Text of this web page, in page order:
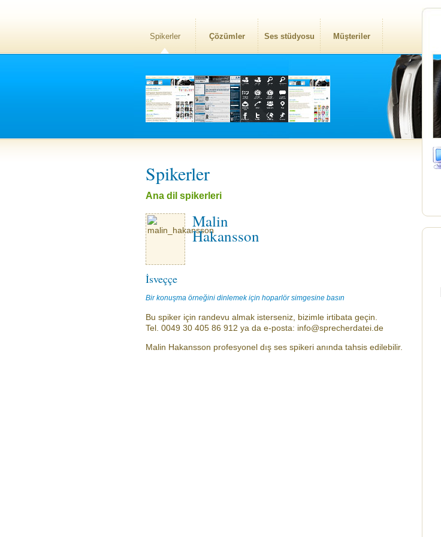
Spikerler Çözümler Ses stüdyosu Müşteriler
Spikerler
Ana dil spikerleri
Malin
Hakansson
İsveççe
Bir konuşma örneğini dinlemek için hoparlör simgesine basın
Bu spiker için randevu almak isterseniz, bizimle irtibata geçin.
Tel. 0049 30 405 86 912 ya da e-posta: info@sprecherdatei.de
Malin Hakansson profesyonel dış ses spikeri anında tahsis edilebilir.